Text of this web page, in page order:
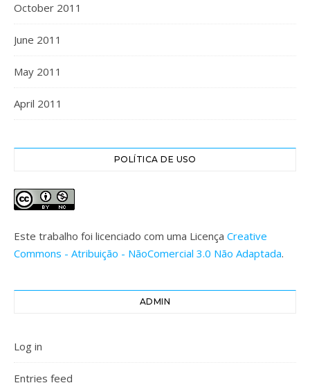
October 2011
June 2011
May 2011
April 2011
POLÍTICA DE USO
Este trabalho foi licenciado com uma Licença Creative
Commons - Atribuição - NãoComercial 3.0 Não Adaptada.
ADMIN
Log in
Entries feed